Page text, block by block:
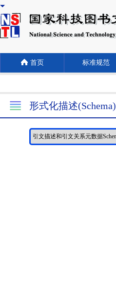
首页 标准规范
形式化描述(Schema)